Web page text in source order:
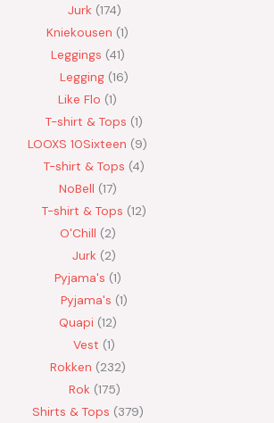
Jurk 174
Kniekousen 1
Leggings 41
Legging 16
Like Flo 1
T-shirt & Tops 1
LOOXS 10Sixteen
9
T-shirt & Tops 4
NoBell 17
T-shirt & Tops 12
O'Chill 2
Jurk
2
Pyjama's 1
Pyjama's 1
Quapi 12
Vest 1
Rokken 232
Rok 175
Shirts & Tops 379